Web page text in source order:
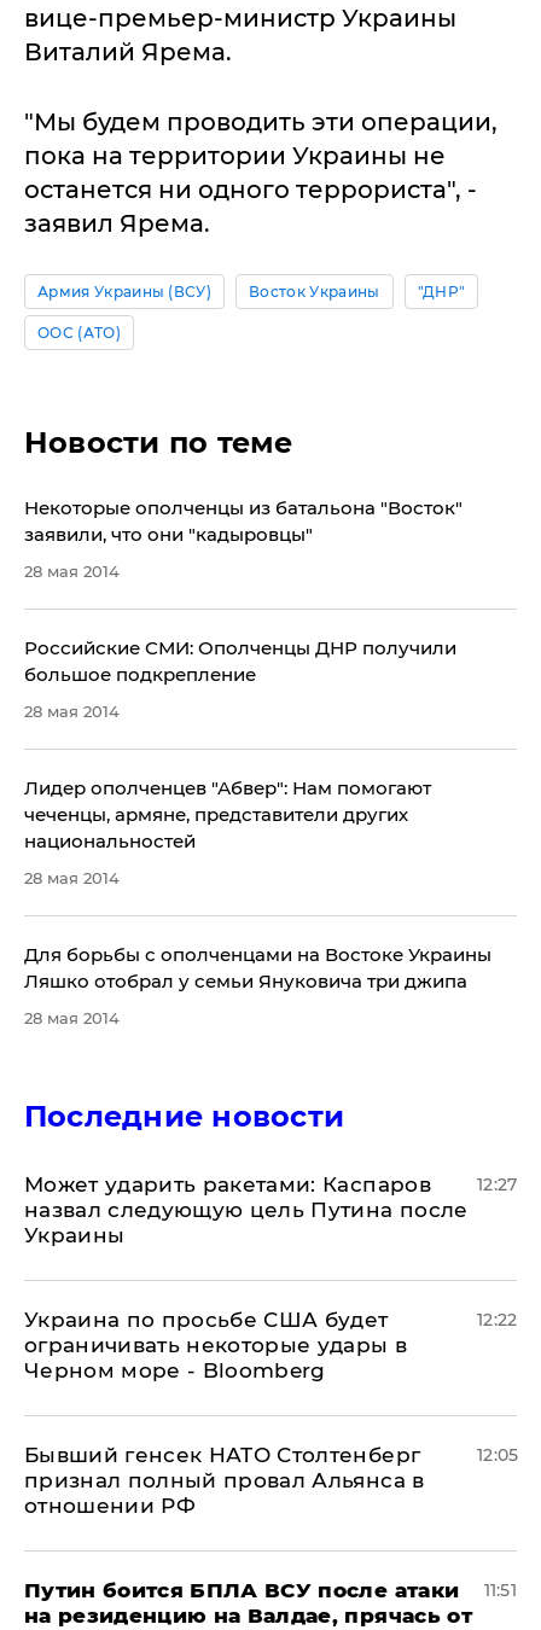
вице-премьер-министр Украины
Виталий Ярема.
"Мы будем проводить эти операции,
пока на территории Украины не
останется ни одного террориста", -
заявил Ярема.
Армия Украины (ВСУ) Восток Украины "ДНР"
ООС (АТО)
Новости по теме
Некоторые ополченцы из батальона "Восток"
заявили, что они "кадыровцы"
28 мая 2014
Российские СМИ: Ополченцы ДНР получили
большое подкрепление
28 мая 2014
Лидер ополченцев "Абвер": Нам помогают
чеченцы, армяне, представители других
национальностей
28 мая 2014
Для борьбы с ополченцами на Востоке Украины
Ляшко отобрал у семьи Януковича три джипа
28 мая 2014
Последние новости
Может ударить ракетами: Каспаров
назвал следующую цель Путина после
Украины
12:27
Украина по просьбе США будет
ограничивать некоторые удары в
Черном море - Bloomberg
12:22
Бывший генсек НАТО Столтенберг
признал полный провал Альянса в
отношении РФ
12:05
Путин боится БПЛА ВСУ после атаки
на резиденцию на Валдае, прячась от
11:51